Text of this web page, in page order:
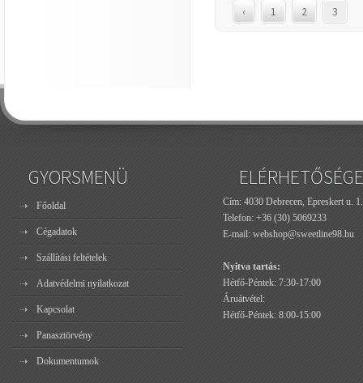
‹ 1 2 3
GYORSMENÜ
Főoldal
Cégadatok
Szállítási feltételek
Adatvédelmi nyilatkozat
Kapcsolat
Panasztörvény
Dokumentumok
Cím: 4030 Debrecen, Epreskert u. 1.
Telefon: +36 (30) 5069233
E-mail: webshop@sweetline98.hu
Nyitva tartás:
Hétfő-Péntek: 7:30-17:00
Áruátvétel:
Hétfő-Péntek: 8:00-15:00